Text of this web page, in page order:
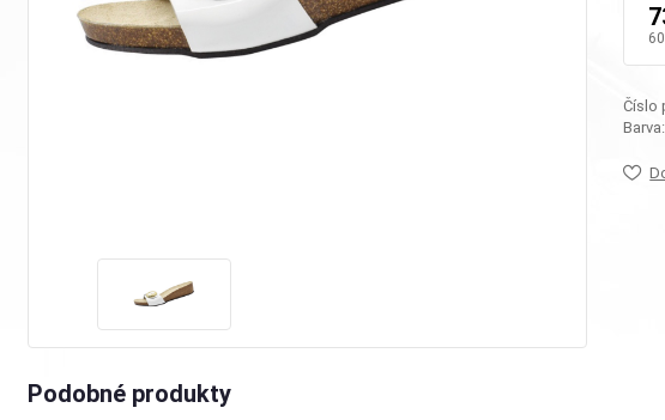
Číslo
Barva:
Podobné produkty